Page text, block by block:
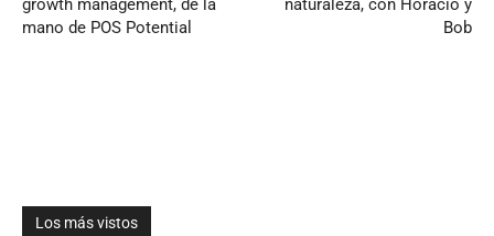
growth management, de la
mano de POS Potential
naturaleza, con Horacio y
Bob
Los más vistos